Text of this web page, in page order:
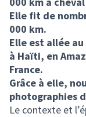
Elle fit de
000 km.
Elle est allée
à Haïti, en
France.
Grâce à elle,
photographies
Le contexte et